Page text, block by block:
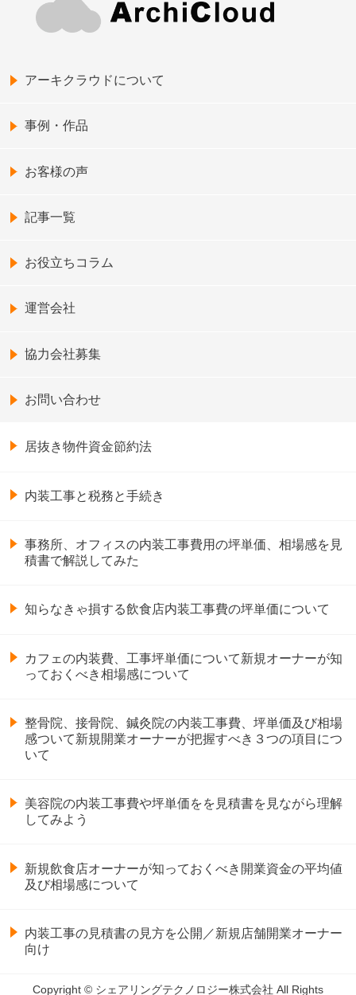
アーキクラウドについて
事例・作品
お客様の声
記事一覧
お役立ちコラム
運営会社
協力会社募集
お問い合わせ
居抜き物件資金節約法
内装工事と税務と手続き
事務所、オフィスの内装工事費用の坪単価、相場感を見
積書で解説してみた
知らなきゃ損する飲食店内装工事費の坪単価について
カフェの内装費、工事坪単価について新規オーナーが知
っておくべき相場感について
整骨院、接骨院、鍼灸院の内装工事費、坪単価及び相場
感ついて新規開業オーナーが把握すべき３つの項目につ
いて
美容院の内装工事費や坪単価をを見積書を見ながら理解
してみよう
新規飲食店オーナーが知っておくべき開業資金の平均値
及び相場感について
内装工事の見積書の見方を公開／新規店舗開業オーナー
向け
Copyright © シェアリングテクノロジー株式会社 All Rights